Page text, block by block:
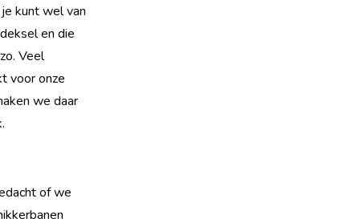
kunt wel van
en die
Veel
voor onze
we daar
of we